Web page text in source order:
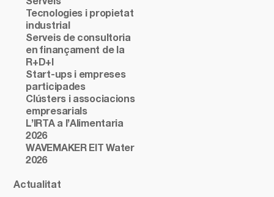
Serveis
Tecnologies i propietat
industrial
Serveis de consultoria
en finançament de la
R+D+I
Start-ups i empreses
participades
Clústers i associacions
empresarials
L’IRTA a l’Alimentaria
2026
WAVEMAKER EIT Water
2026
Actualitat